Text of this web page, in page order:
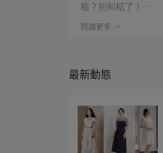
粗？別糾結了！⋯
閱讀更多 ->
最新動態